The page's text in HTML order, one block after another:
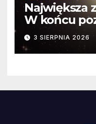
Największa
W końcu
faktyczne
3 SIERPNIA 2026